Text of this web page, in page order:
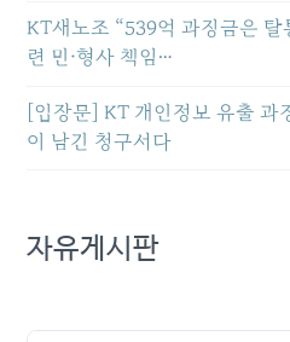
KT새노조 “539억 과징금은
련 민·형사 책임…
[입장문] KT 개인정보 유출 과
이 남긴 청구서다
자유게시판